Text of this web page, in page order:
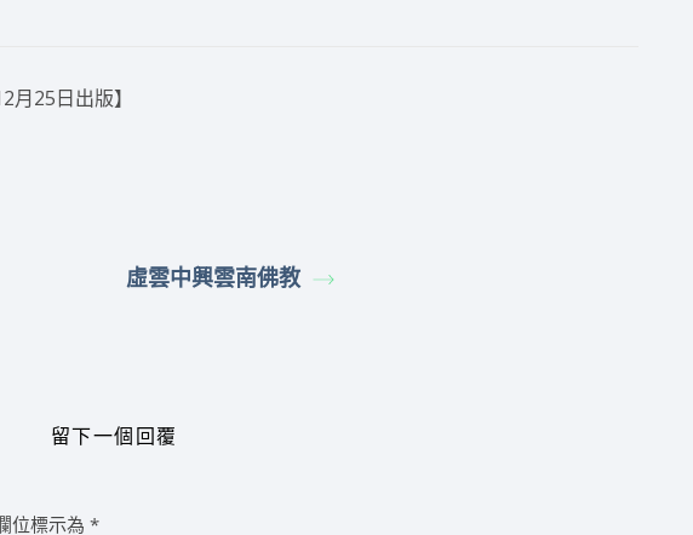
月25日出版】
虛雲中興雲南佛教
留下一個回覆
位標示為*